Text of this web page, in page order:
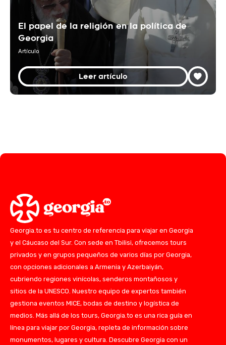
El papel de la religión en la política de
Georgia
Artículo
Leer artículo
Georgia.to es tu centro de referencia para viajar en Georgia
y el Cáucaso del Sur. Con sede en Tbilisi, ofrecemos tours
privados y en grupos pequeños de varios días por Georgia,
con opciones adicionales a Armenia y Azerbaiyán,
cubriendo regiones vinícolas, senderos montañosos y
sitios de la UNESCO. Nuestro equipo de expertos también
gestiona eventos MICE, bodas de destino y logística de
medios. Más allá de los tours, Georgia.to es una rica guía en
línea para viajar por Georgia, repleta de información sobre
monumentos, lugares y cultura. Descubre Georgia con un